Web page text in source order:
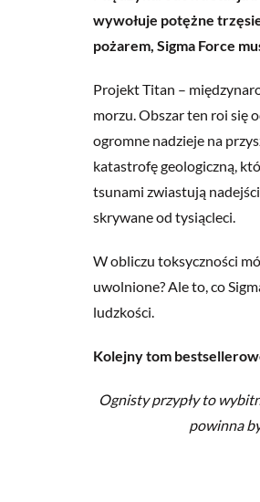
wywołuje potężne
pożarem, Sigma Force
Projekt Titan –
morzu. Obszar ten roi się
ogromne nadzieje na
katastrofę geologiczną,
tsunami zwiastują
skrywane od tysiącleci.
W obliczu toksyczności
uwolnione? Ale to, co
ludzkości.
Kolejny tom
Ognisty przypły to
powinna